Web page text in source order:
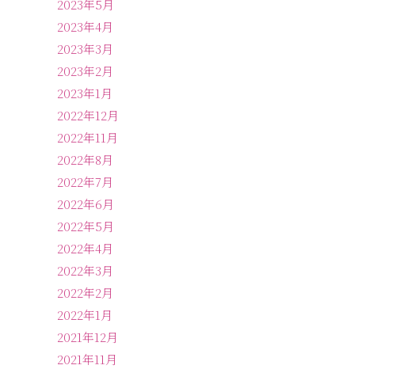
2023年5月
2023年4月
2023年3月
2023年2月
2023年1月
2022年12月
2022年11月
2022年8月
2022年7月
2022年6月
2022年5月
2022年4月
2022年3月
2022年2月
2022年1月
2021年12月
2021年11月